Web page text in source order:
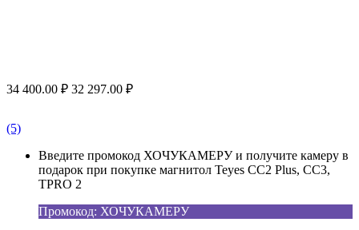
34 400.00 ₽ 32 297.00 ₽
(5)
Введите промокод ХОЧУКАМЕРУ и получите камеру в
подарок при покупке магнитол Teyes CC2 Plus, CC3,
TPRO 2
Промокод: ХОЧУКАМЕРУ